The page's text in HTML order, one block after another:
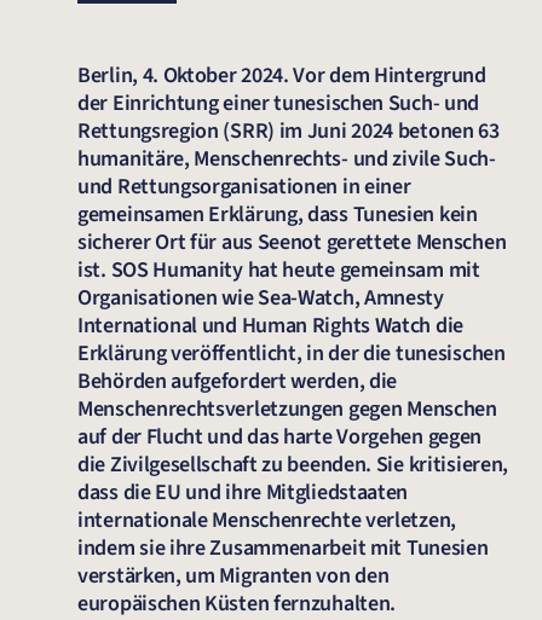
Berlin, 4. Oktober 2024. Vor dem Hintergrund
der Einrichtung einer tunesischen Such- und
Rettungsregion (SRR) im Juni 2024 betonen 63
humanitäre, Menschenrechts- und zivile Such-
und Rettungsorganisationen in einer
gemeinsamen Erklärung, dass Tunesien kein
sicherer Ort für aus Seenot gerettete Menschen
ist. SOS Humanity hat heute gemeinsam mit
Organisationen wie Sea-Watch, Amnesty
International und Human Rights Watch die
Erklärung veröffentlicht, in der die tunesischen
Behörden aufgefordert werden, die
Menschenrechtsverletzungen gegen Menschen
auf der Flucht und das harte Vorgehen gegen
die Zivilgesellschaft zu beenden. Sie kritisieren,
dass die EU und ihre Mitgliedstaaten
internationale Menschenrechte verletzen,
indem sie ihre Zusammenarbeit mit Tunesien
verstärken, um Migranten von den
europäischen Küsten fernzuhalten.